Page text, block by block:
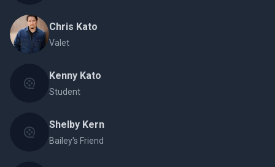
Chris Kato
Valet
Kenny Kato
Student
Shelby Kern
Bailey's Friend